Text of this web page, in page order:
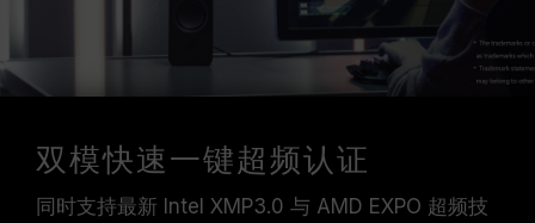
双模快速一键超频认证
同时支持最新 Intel XMP3.0 与 AMD EXPO 超频技